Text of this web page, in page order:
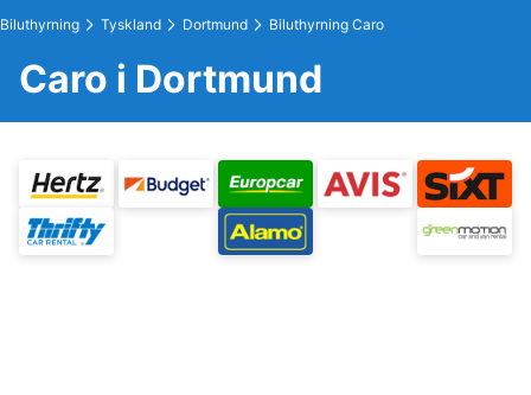
Biluthyrning Tyskland Dortmund Biluthyrning Caro
Caro i Dortmund